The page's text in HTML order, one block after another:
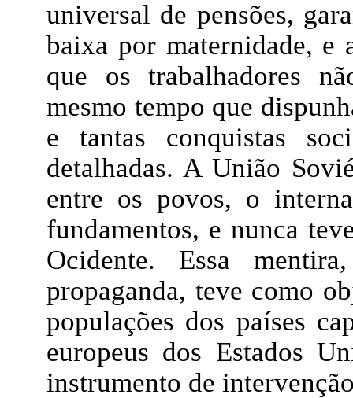
universal de pensões,
baixa por maternidade, e
que os trabalhadores
mesmo tempo que
e tantas conquistas
detalhadas. A União
entre os povos, o
fundamentos, e nunca
Ocidente. Essa
propaganda, teve como
populações dos países
europeus dos Estados
instrumento de